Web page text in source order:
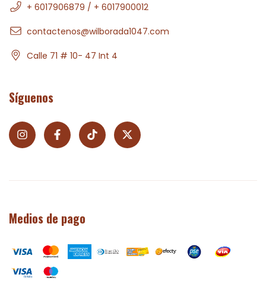
+ 6017906879 / + 6017900012
contactenos@wilborada1047.com
Calle 71 # 10- 47 Int 4
Síguenos
Medios de pago